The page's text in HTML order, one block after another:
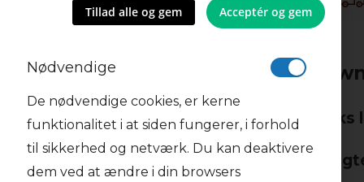
Danmarks
Mest
Filtrer efter
PRIS
STØRRELSE
Tillad alle og gem Acceptér og gem
Nødvendige
De nødvendige cookies, er kerne
funktionalitet i at siden fungerer, i forhold
til sikkerhed og netværk. Du kan deaktivere
dem ved at ændre i din browsers